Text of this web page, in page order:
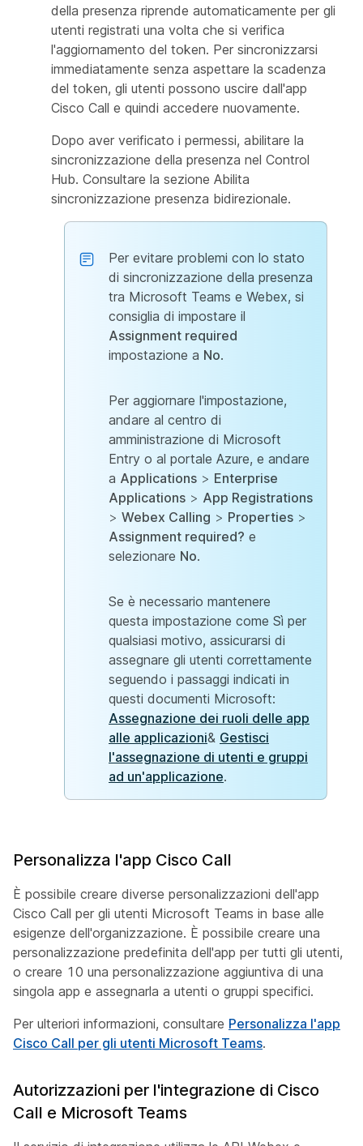
della presenza riprende automaticamente per gli
utenti registrati una volta che si verifica
l'aggiornamento del token. Per sincronizzarsi
immediatamente senza aspettare la scadenza
del token, gli utenti possono uscire dall'app
Cisco Call e quindi accedere nuovamente.
Dopo aver verificato i permessi, abilitare la
sincronizzazione della presenza nel Control
Hub. Consultare la sezione Abilita
sincronizzazione presenza bidirezionale.
Per evitare problemi con lo stato
di sincronizzazione della presenza
tra Microsoft Teams e Webex, si
consiglia di impostare il
Assignment required
impostazione a No.
Per aggiornare l'impostazione,
andare al centro di
amministrazione di Microsoft
Entry o al portale Azure, e andare
a Applications > Enterprise
Applications > App Registrations
> Webex Calling > Properties >
Assignment required? e
selezionare No.
Se è necessario mantenere
questa impostazione come Sì per
qualsiasi motivo, assicurarsi di
assegnare gli utenti correttamente
seguendo i passaggi indicati in
questi documenti Microsoft:
Assegnazione dei ruoli delle app
alle applicazioni& Gestisci
l'assegnazione di utenti e gruppi
ad un'applicazione.
Personalizza l'app Cisco Call
È possibile creare diverse personalizzazioni dell'app
Cisco Call per gli utenti Microsoft Teams in base alle
esigenze dell'organizzazione. È possibile creare una
personalizzazione predefinita dell'app per tutti gli utenti,
o creare 10 una personalizzazione aggiuntiva di una
singola app e assegnarla a utenti o gruppi specifici.
Per ulteriori informazioni, consultare Personalizza l'app
Cisco Call per gli utenti Microsoft Teams.
Autorizzazioni per l'integrazione di Cisco
Call e Microsoft Teams